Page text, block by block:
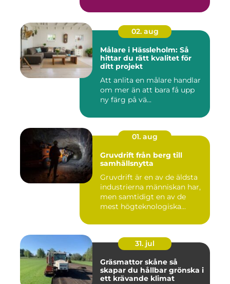
02. aug
Målare i Hässleholm: Så
hittar du rätt kvalitet för
ditt projekt
Att anlita en målare handlar
om mer än att bara få upp
ny färg på vä...
01. aug
Gruvdrift från berg till
samhällsnytta
Gruvdrift är en av de äldsta
industrierna människan har,
men samtidigt en av de
mest högteknologiska...
31. jul
Gräsmattor skåne så
skapar du hållbar grönska i
ett krävande klimat